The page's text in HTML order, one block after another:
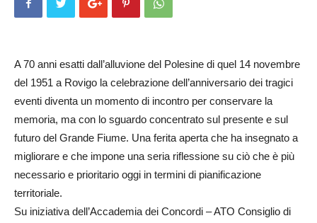
A 70 anni esatti dall’alluvione del Polesine di quel 14 novembre
del 1951 a Rovigo la celebrazione dell’anniversario dei tragici
eventi diventa un momento di incontro per conservare la
memoria, ma con lo sguardo concentrato sul presente e sul
futuro del Grande Fiume. Una ferita aperta che ha insegnato a
migliorare e che impone una seria riflessione su ciò che è più
necessario e prioritario oggi in termini di pianificazione
territoriale.
Su iniziativa dell’Accademia dei Concordi – ATO Consiglio di